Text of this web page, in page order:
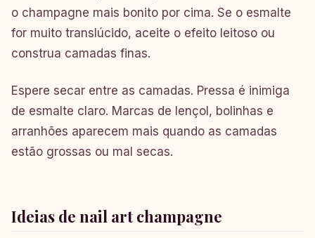
o champagne mais bonito por cima. Se o esmalte
for muito translúcido, aceite o efeito leitoso ou
construa camadas finas.
Espere secar entre as camadas. Pressa é inimiga
de esmalte claro. Marcas de lençol, bolinhas e
arranhões aparecem mais quando as camadas
estão grossas ou mal secas.
Ideias de nail art champagne